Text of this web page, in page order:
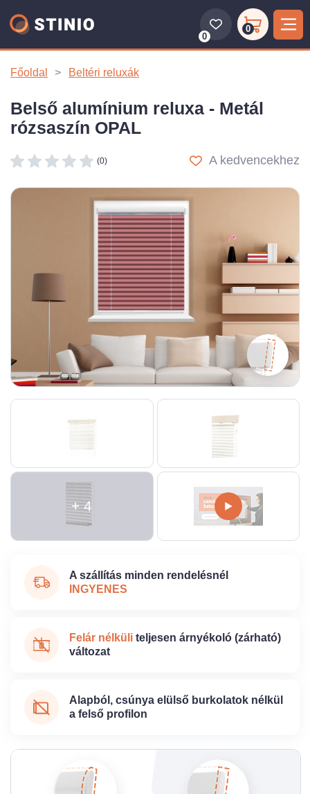
0
0
Főoldal Beltéri reluxák
Belső alumínium reluxa - Metál
rózsaszín OPAL
(0) A kedvencekhez
+ 4
A szállítás minden rendelésnél
INGYENES
Felár nélküli teljesen árnyékoló (zárható)
változat
Alapból, csúnya elülső burkolatok nélkül
a felső profilon